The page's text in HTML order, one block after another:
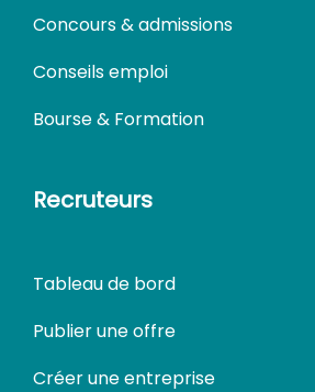
Concours & admissions
Conseils emploi
Bourse & Formation
Recruteurs
Tableau de bord
Publier une offre
Créer une entreprise